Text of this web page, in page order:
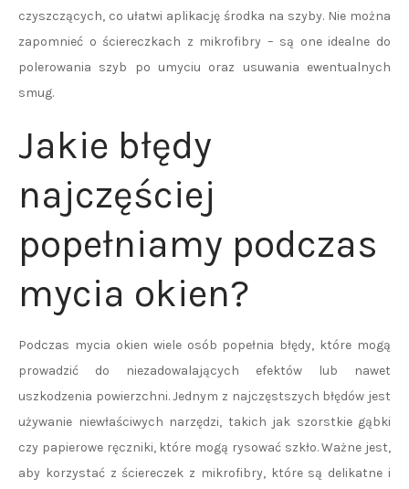
czyszczących, co ułatwi aplikację środka na szyby. Nie można
zapomnieć o ściereczkach z mikrofibry – są one idealne do
polerowania szyb po umyciu oraz usuwania ewentualnych
smug.
Jakie błędy
najczęściej
popełniamy podczas
mycia okien?
Podczas mycia okien wiele osób popełnia błędy, które mogą
prowadzić do niezadowalających efektów lub nawet
uszkodzenia powierzchni. Jednym z najczęstszych błędów jest
używanie niewłaściwych narzędzi, takich jak szorstkie gąbki
czy papierowe ręczniki, które mogą rysować szkło. Ważne jest,
aby korzystać z ściereczek z mikrofibry, które są delikatne i